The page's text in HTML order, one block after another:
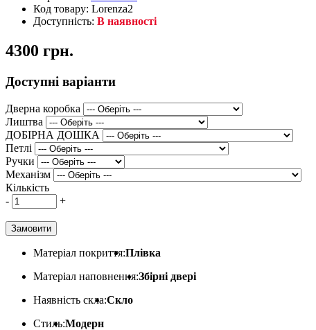
Код товару: Lorenza2
Доступність: В наявності
4300 грн.
Доступні варіанти
Дверна коробка
Лиштва
ДОБІРНА ДОШКА
Петлі
Ручки
Механізм
Кількість
-
+
Замовити
Матеріал покриття:Плівка
Матеріал наповнення:Збірні двері
Наявність скла:Скло
Стиль:Модерн